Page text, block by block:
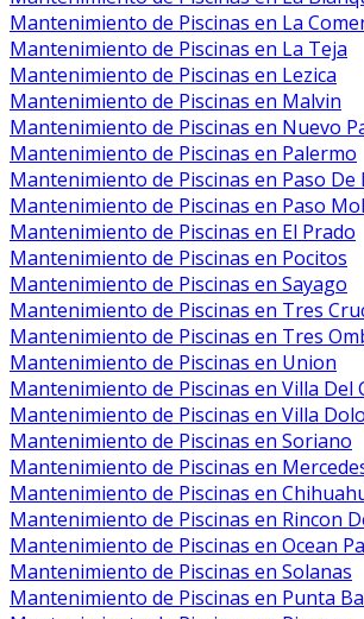
Mantenimiento de Piscinas en La
Mantenimiento de Piscinas en La Teja
Mantenimiento de Piscinas en Lezica
Mantenimiento de Piscinas en Malvin
Mantenimiento de Piscinas en Nuevo
Mantenimiento de Piscinas en Palermo
Mantenimiento de Piscinas en Paso De
Mantenimiento de Piscinas en Paso
Mantenimiento de Piscinas en El Prado
Mantenimiento de Piscinas en Pocitos
Mantenimiento de Piscinas en Sayago
Mantenimiento de Piscinas en Tres
Mantenimiento de Piscinas en Tres
Mantenimiento de Piscinas en Union
Mantenimiento de Piscinas en Villa Del
Mantenimiento de Piscinas en Villa
Mantenimiento de Piscinas en Soriano
Mantenimiento de Piscinas en
Mantenimiento de Piscinas en
Mantenimiento de Piscinas en Rincon
Mantenimiento de Piscinas en Ocean
Mantenimiento de Piscinas en Solanas
Mantenimiento de Piscinas en Punta